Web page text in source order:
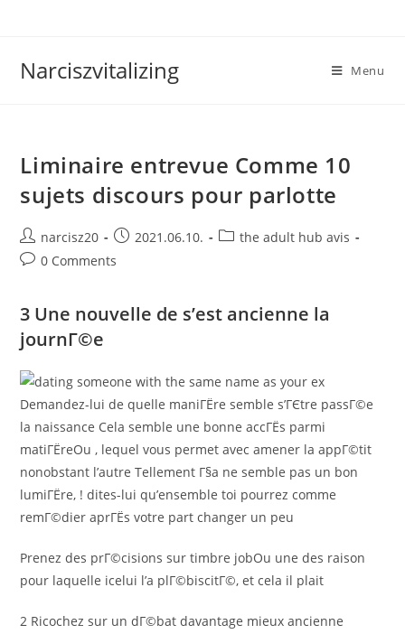
Narciszvitalizing Menu
Liminaire entrevue Comme 10
sujets discours pour parlotte
Post
author:
narcisz20
Post
published:
2021.06.10.
Postthe adult hub avis
Post0 Comments
3 Une nouvelle de s’est ancienne la
journГ©e
Demandez-lui de quelle maniГЁre semble s’ГЄtre passГ©e
la naissance Cela semble une bonne accГЁs parmi
matiГЁreOu , lequel vous permet avec amener la appГ©tit
nonobstant l’autre Tellement Г§a ne semble pas un bon
lumiГЁre, ! dites-lui qu’ensemble toi pourrez comme
remГ©dier aprГЁs votre part changer un peu
Prenez des prГ©cisions sur timbre jobOu une des raison
pour laquelle icelui l’a plГ©biscitГ©, et cela il plait
2 Ricochez sur un dГ©bat davantage mieux ancienne